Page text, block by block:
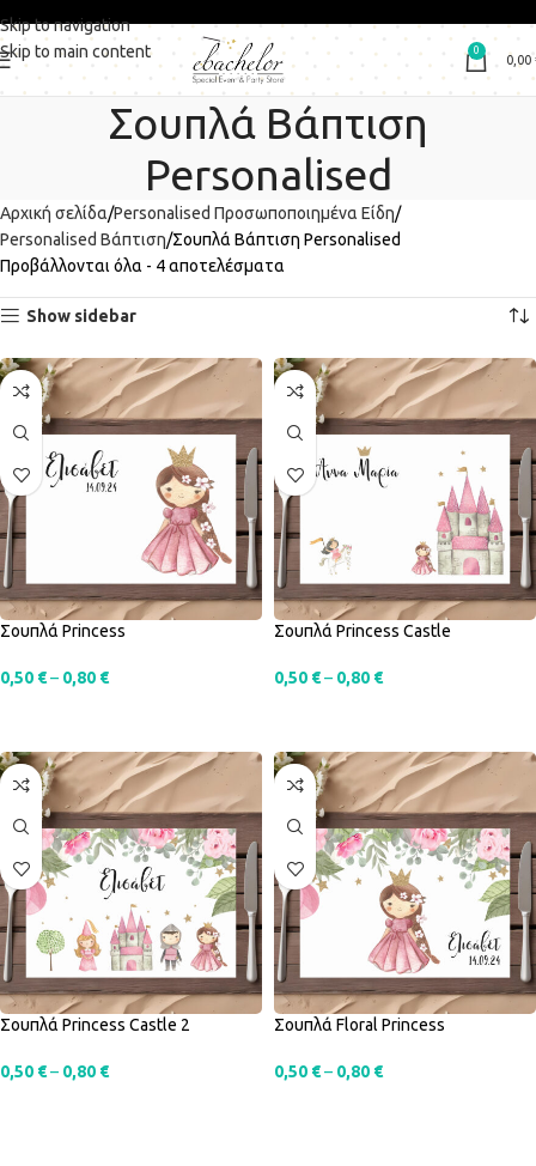
Skip to navigation
Skip to main content
0
0,00
Σουπλά Βάπτιση
Personalised
Αρχική σελίδα Personalised Προσωποποιημένα Είδη
Personalised Βάπτιση Σουπλά Βάπτιση Personalised
Προβάλλονται όλα - 4 αποτελέσματα
Show sidebar
Σουπλά Princess
0,50 €– 0,80 €
Σουπλά Princess Castle
0,50 €– 0,80 €
Σουπλά Princess Castle 2
0,50 €– 0,80 €
Σουπλά Floral Princess
0,50 €– 0,80 €